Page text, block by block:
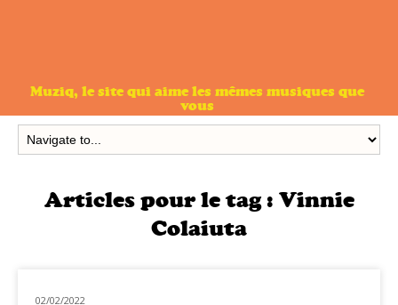
Muziq, le site qui aime les mêmes musiques que
vous
Articles pour le tag : Vinnie
Colaiuta
02/02/2022